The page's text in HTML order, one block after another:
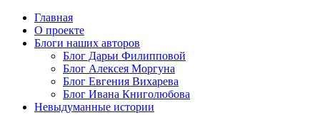
Главная
О проекте
Блоги наших авторов
Блог Дарьи Филипповой
Блог Алексея Моргуна
Блог Евгения Вихарева
Блог Ивана Книголюбова
Невыдуманные истории